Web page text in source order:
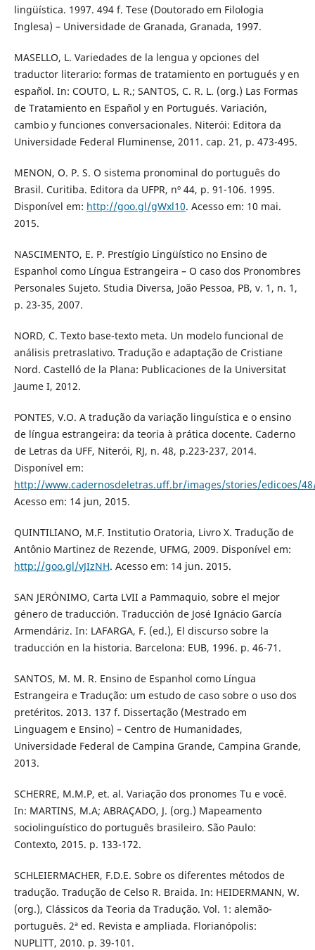
lingüística. 1997. 494 f. Tese (Doutorado em Filologia
Inglesa) – Universidade de Granada, Granada, 1997.
MASELLO, L. Variedades de la lengua y opciones del
traductor literario: formas de tratamiento en portugués y en
español. In: COUTO, L. R.; SANTOS, C. R. L. (org.) Las Formas
de Tratamiento en Español y en Portugués. Variación,
cambio y funciones conversacionales. Niterói: Editora da
Universidade Federal Fluminense, 2011. cap. 21, p. 473-495.
MENON, O. P. S. O sistema pronominal do português do
Brasil. Curitiba. Editora da UFPR, nº 44, p. 91-106. 1995.
Disponível em: http://goo.gl/gWxl10. Acesso em: 10 mai.
2015.
NASCIMENTO, E. P. Prestígio Lingüístico no Ensino de
Espanhol como Língua Estrangeira – O caso dos Pronombres
Personales Sujeto. Studia Diversa, João Pessoa, PB, v. 1, n. 1,
p. 23-35, 2007.
NORD, C. Texto base-texto meta. Un modelo funcional de
análisis pretraslativo. Tradução e adaptação de Cristiane
Nord. Castelló de la Plana: Publicaciones de la Universitat
Jaume I, 2012.
PONTES, V.O. A tradução da variação linguística e o ensino
de língua estrangeira: da teoria à prática docente. Caderno
de Letras da UFF, Niterói, RJ, n. 48, p.223-237, 2014.
Disponível em:
http://www.cadernosdeletras.uff.br/images/stories/edicoes/
Acesso em: 14 jun, 2015.
QUINTILIANO, M.F. Institutio Oratoria, Livro X. Tradução de
Antônio Martinez de Rezende, UFMG, 2009. Disponível em:
http://goo.gl/vJIzNH. Acesso em: 14 jun. 2015.
SAN JERÓNIMO, Carta LVII a Pammaquio, sobre el mejor
género de traducción. Traducción de José Ignácio García
Armendáriz. In: LAFARGA, F. (ed.), El discurso sobre la
traducción en la historia. Barcelona: EUB, 1996. p. 46-71.
SANTOS, M. M. R. Ensino de Espanhol como Língua
Estrangeira e Tradução: um estudo de caso sobre o uso dos
pretéritos. 2013. 137 f. Dissertação (Mestrado em
Linguagem e Ensino) – Centro de Humanidades,
Universidade Federal de Campina Grande, Campina Grande,
2013.
SCHERRE, M.M.P, et. al. Variação dos pronomes Tu e você.
In: MARTINS, M.A; ABRAÇADO, J. (org.) Mapeamento
sociolinguístico do português brasileiro. São Paulo:
Contexto, 2015. p. 133-172.
SCHLEIERMACHER, F.D.E. Sobre os diferentes métodos de
tradução. Tradução de Celso R. Braida. In: HEIDERMANN, W.
(org.), Clássicos da Teoria da Tradução. Vol. 1: alemão-
português. 2ª ed. Revista e ampliada. Florianópolis:
NUPLITT, 2010. p. 39-101.